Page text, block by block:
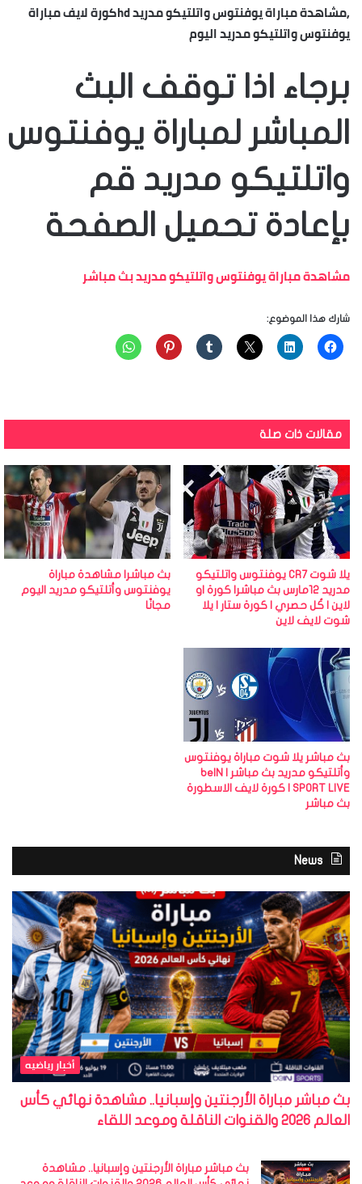
,مشاهدة مباراة يوفنتوس واتلتيكو مدريد hdكورة لايف مباراة
يوفنتوس واتلتيكو مدريد اليوم
برجاء اذا توقف البث
المباشر لمباراة يوفنتوس
واتلتيكو مدريد قم
بإعادة تحميل الصفحة
مشاهدة مباراة يوفنتوس واتلتيكو مدريد بث مباشر
شارك هذا الموضوع:
مقالات ذات صلة
يلا شوت CR7 يوفنتوس واتلتيكو
مدريد 12مارس بث مباشر| كورة او
لاين | كُل حصري | كورة ستار | يلا
شوت لايف لاين
بث مباشر| مشاهدة مباراة
يوفنتوس وأتلتيكو مدريد اليوم
مجانًا
بث مباشر يلا شوت مباراة يوفنتوس
وأتلتيكو مدريد بث مباشر | beIN
SPORT LIVE | كورة لايف الاسطورة
بث مباشر
News
أخبار رياضيه
بث مباشر مباراة الأرجنتين وإسبانيا.. مشاهدة نهائي كأس
العالم 2026 والقنوات الناقلة وموعد اللقاء
بث مباشر مباراة الأرجنتين وإسبانيا.. مشاهدة